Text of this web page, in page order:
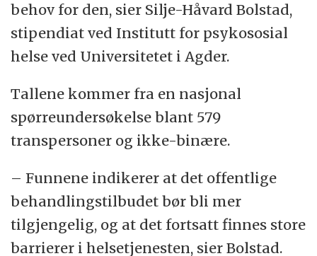
behov for den, sier Silje-Håvard Bolstad,
stipendiat ved Institutt for psykososial
helse ved Universitetet i Agder.
Tallene kommer fra en nasjonal
spørreundersøkelse blant 579
transpersoner og ikke-binære.
– Funnene indikerer at det offentlige
behandlingstilbudet bør bli mer
tilgjengelig, og at det fortsatt finnes store
barrierer i helsetjenesten, sier Bolstad.